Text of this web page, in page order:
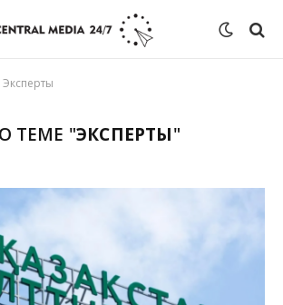
Эксперты
ТЕМЕ "ЭКСПЕРТЫ"